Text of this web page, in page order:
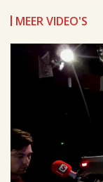
MEER VIDEO'S